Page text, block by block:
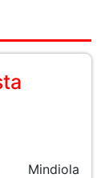
Mindiola